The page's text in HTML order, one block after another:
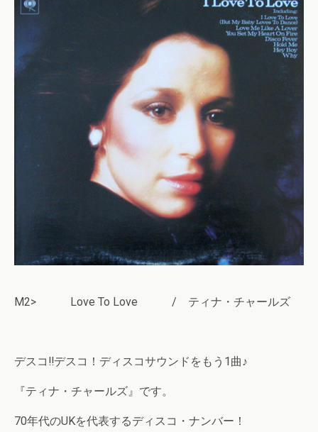
M2> Love To Love / ティナ・チャールズ
デスコ‼デスコ！ディスコサウンドをもう1曲♪
『ティナ・チャールズ』です。
70年代のUKを代表するディスコ・ナンバー！